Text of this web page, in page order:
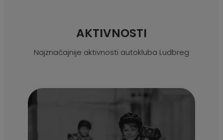
AKTIVNOSTI
Najznačajnije aktivnosti autokluba Ludbreg